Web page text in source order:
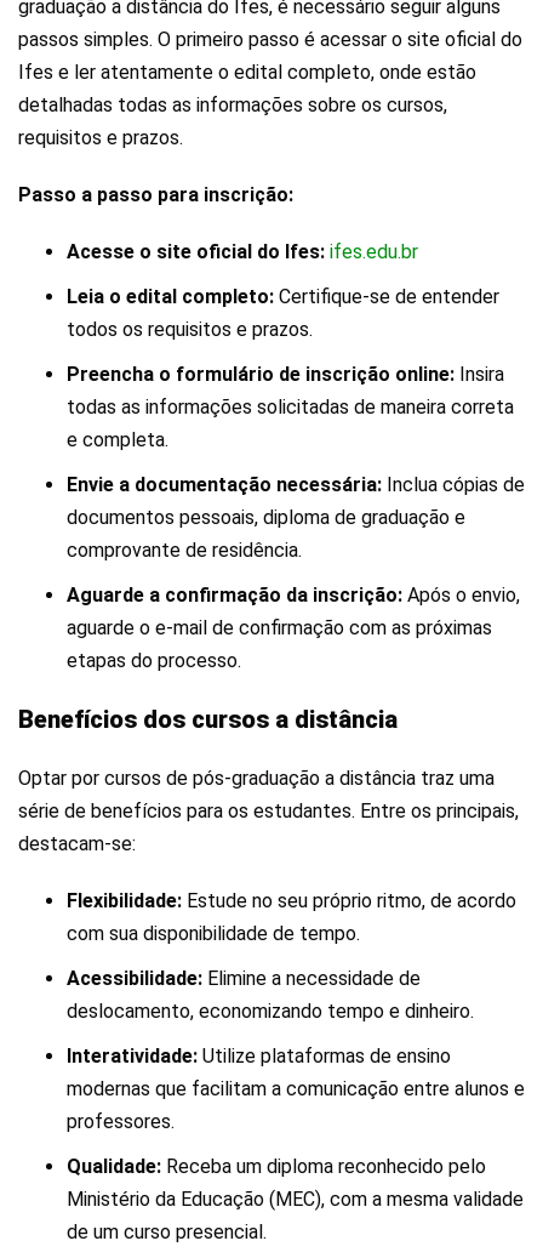
graduação a distância do Ifes, é necessário seguir alguns
passos simples. O primeiro passo é acessar o site oficial do
Ifes e ler atentamente o edital completo, onde estão
detalhadas todas as informações sobre os cursos,
requisitos e prazos.
Passo a passo para inscrição:
Acesse o site oficial do Ifes: ifes.edu.br
Leia o edital completo: Certifique-se de entender
todos os requisitos e prazos.
Preencha o formulário de inscrição online: Insira
todas as informações solicitadas de maneira correta
e completa.
Envie a documentação necessária: Inclua cópias de
documentos pessoais, diploma de graduação e
comprovante de residência.
Aguarde a confirmação da inscrição: Após o envio,
aguarde o e-mail de confirmação com as próximas
etapas do processo.
Benefícios dos cursos a distância
Optar por cursos de pós-graduação a distância traz uma
série de benefícios para os estudantes. Entre os principais,
destacam-se:
Flexibilidade: Estude no seu próprio ritmo, de acordo
com sua disponibilidade de tempo.
Acessibilidade: Elimine a necessidade de
deslocamento, economizando tempo e dinheiro.
Interatividade: Utilize plataformas de ensino
modernas que facilitam a comunicação entre alunos e
professores.
Qualidade: Receba um diploma reconhecido pelo
Ministério da Educação (MEC), com a mesma validade
de um curso presencial.